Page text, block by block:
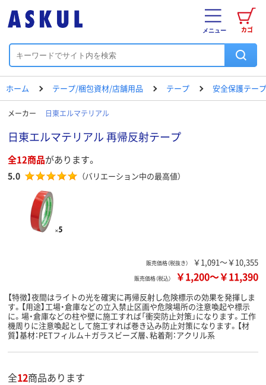
カゴ
メニュー
ホーム テープ/梱包資材/店舗用品 テープ 安全保護テープ
メーカー 日東エルマテリアル
日東エルマテリアル 再帰反射テープ
全12商品があります。
5.0 （バリエーション中の最高値）
販売価格（税抜き） ￥1,091～￥10,355
販売価格（税込） ￥1,200～￥11,390
【特徴】夜間はライトの光を確実に再帰反射し危険標示の効果を発揮しま
す。【用途】工場・倉庫などの立入禁止区画や危険場所の注意喚起や標示
に。場・倉庫などの柱や壁に施工すれば「衝突防止対策」になります。工作
機周りに注意喚起として施工すれば巻き込み防止対策になります。【材
質】基材：PETフィルム＋ガラスビーズ層、粘着剤：アクリル系
全12商品あります